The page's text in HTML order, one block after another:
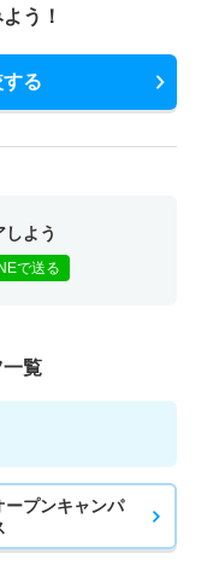
う！
る
よう
で送る
覧
ープンキャンパ